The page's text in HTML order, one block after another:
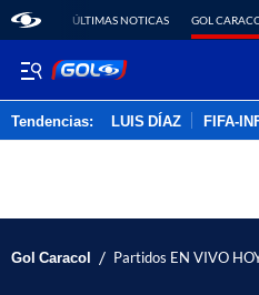
ÚLTIMAS NOTICAS GOL
Tendencias: LUIS DÍAZ FIFA-
Gol Caracol / Partidos EN VIVO